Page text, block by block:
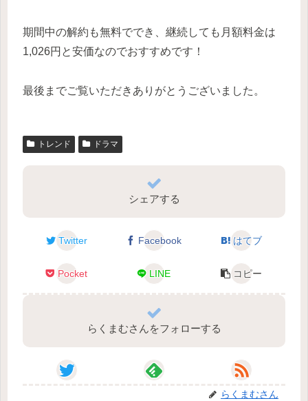
期間中の解約も無料ででき、継続しても月額料金は
1,026円と安価なのでおすすめです！
最後までご覧いただきありがとうございました。
トレンド ドラマ
シェアする
Twitter Facebook はてブ
Pocket LINE コピー
らくまむさんをフォローする
らくまむさん